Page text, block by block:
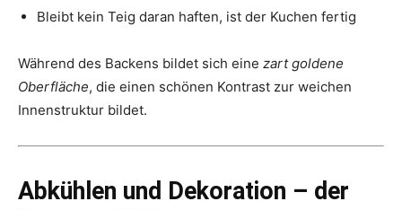
Bleibt kein Teig daran haften, ist der Kuchen fertig
Während des Backens bildet sich eine zart goldene
Oberfläche, die einen schönen Kontrast zur weichen
Innenstruktur bildet.
Abkühlen und Dekoration – der